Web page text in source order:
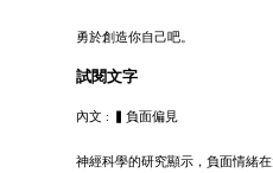
勇於創造你自己吧。
試閱文字
內文 : ▍負面偏見
神經科學的研究顯示，負面情緒